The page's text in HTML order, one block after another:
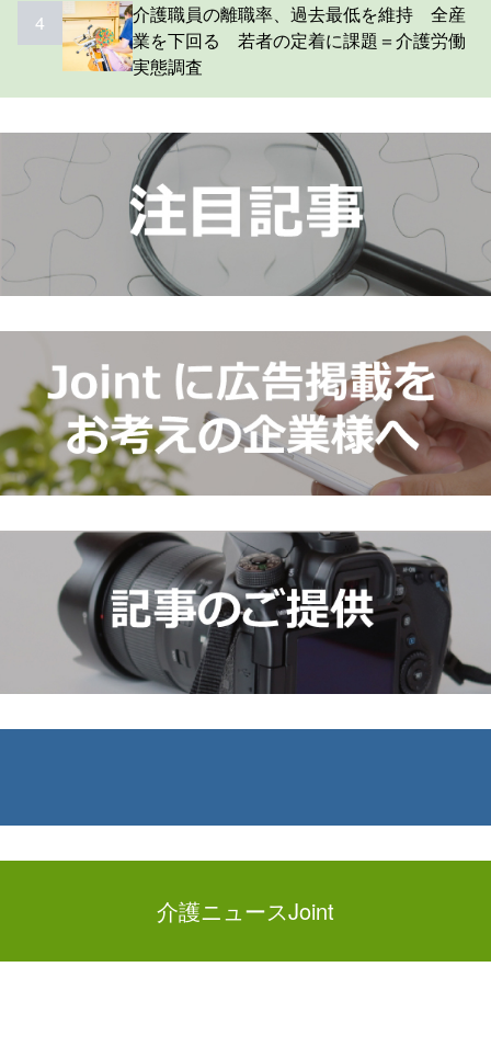
4
介護職員の離職率、過去最低を維持 全産
業を下回る 若者の定着に課題＝介護労働
実態調査
介護ニュースJoint